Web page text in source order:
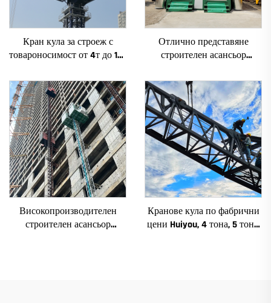
Кран кула за строеж с
товароносимост от 4т до 12т
зъбно колело, мотор, лагер,
основни компоненти
Отлично представяне
строителен асансьор
асансьорни шахти за Алжир
Високопроизводителен
строителен асансьор
Кранове кула по фабрични
цени Huiyou, 4 тона, 5 тона,